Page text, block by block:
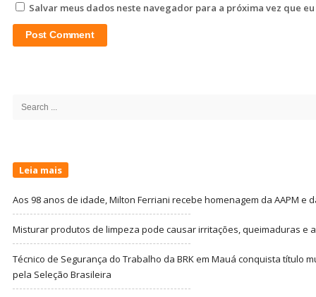
Salvar meus dados neste navegador para a próxima vez que
Search
Leia mais
Aos 98 anos de idade, Milton Ferriani recebe homenagem da AAPM e
Misturar produtos de limpeza pode causar irritações, queimaduras e
Técnico de Segurança do Trabalho da BRK em Mauá conquista título
pela Seleção Brasileira